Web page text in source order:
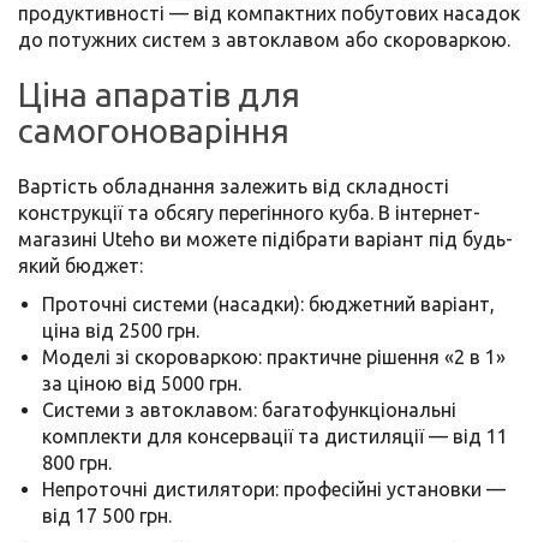
продуктивності — від компактних побутових насадок
до потужних систем з автоклавом або скороваркою.
Ціна апаратів для
самогоноваріння
Вартість обладнання залежить від складності
конструкції та обсягу перегінного куба. В інтернет-
магазині Uteho ви можете підібрати варіант під будь-
який бюджет:
Проточні системи (насадки): бюджетний варіант,
ціна від 2500 грн.
Моделі зі скороваркою: практичне рішення «2 в 1»
за ціною від 5000 грн.
Системи з автоклавом: багатофункціональні
комплекти для консервації та дистиляції — від 11
800 грн.
Непроточні дистилятори: професійні установки —
від 17 500 грн.